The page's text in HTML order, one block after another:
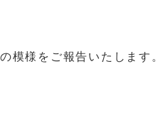
模様をご報告いたします。